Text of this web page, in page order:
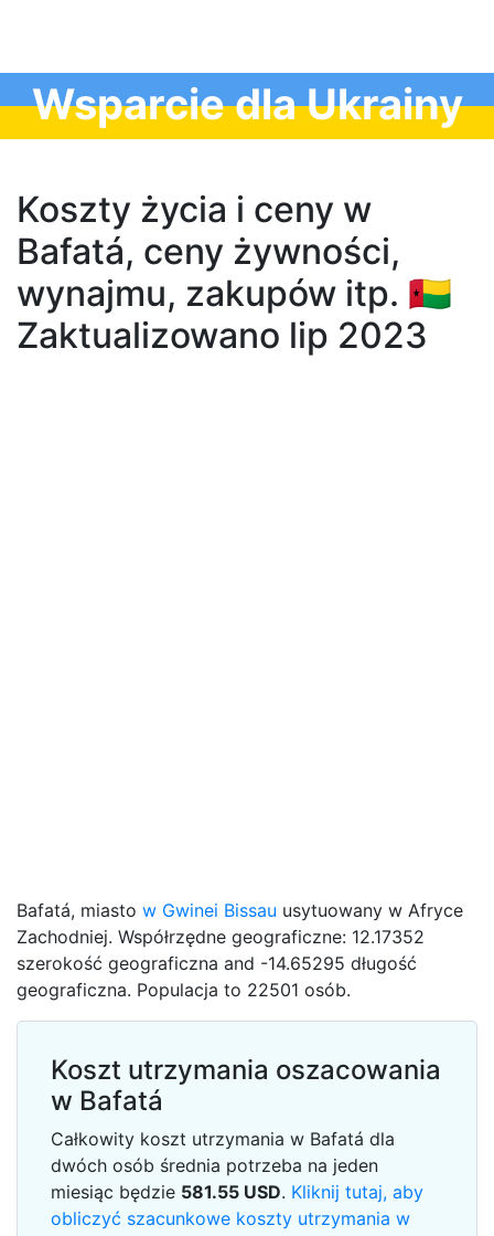
Wsparcie dla Ukrainy
Koszty życia i ceny w
Bafatá, ceny żywności,
wynajmu, zakupów itp. 🇬🇼
Zaktualizowano lip 2023
Bafatá, miasto w Gwinei Bissau usytuowany w Afryce
Zachodniej. Współrzędne geograficzne: 12.17352
szerokość geograficzna and -14.65295 długość
geograficzna. Populacja to 22501 osób.
Koszt utrzymania oszacowania
w Bafatá
Całkowity koszt utrzymania w Bafatá dla
dwóch osób średnia potrzeba na jeden
miesiąc będzie 581.55 USD. Kliknij tutaj, aby
obliczyć szacunkowe koszty utrzymania w